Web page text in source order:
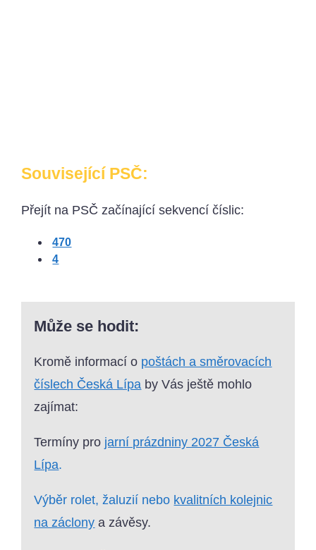
Související PSČ:
Přejít na PSČ začínající sekvencí číslic:
470
4
Může se hodit:
Kromě informací o poštách a směrovacích
číslech Česká Lípa by Vás ještě mohlo
zajímat:
Termíny pro jarní prázdniny 2027 Česká
Lípa.
Výběr rolet, žaluzií nebo kvalitních kolejnic
na záclony a závěsy.